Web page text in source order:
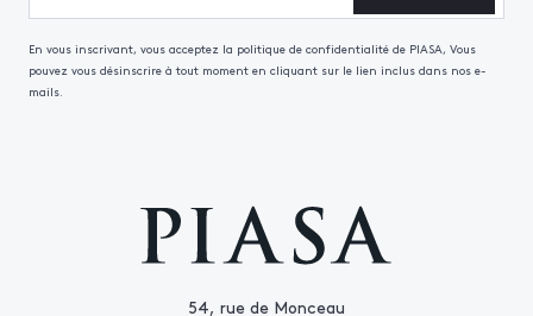
54, rue de Monceau
En vous inscrivant, vous acceptez la politique de confidentialité de PIASA, Vous
pouvez vous désinscrire à tout moment en cliquant sur le lien inclus dans nos e-
mails.